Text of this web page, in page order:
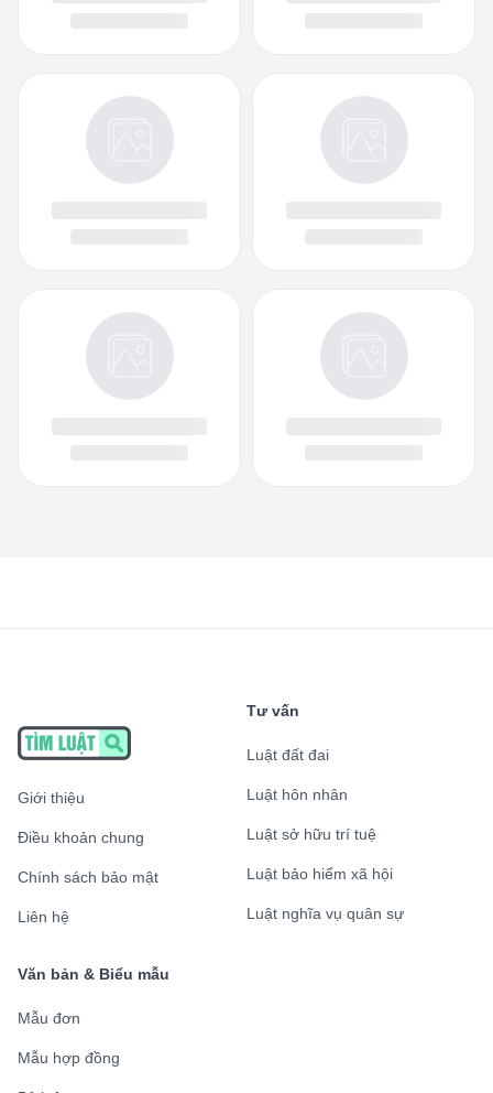
Giới thiệu
Điều khoản chung
Chính sách bảo mật
Liên hệ
Tư vấn
Luật đất đai
Luật hôn nhân
Luật sở hữu trí tuệ
Luật bảo hiểm xã hội
Luật nghĩa vụ quân sự
Văn bản & Biểu mẫu
Mẫu đơn
Mẫu hợp đồng